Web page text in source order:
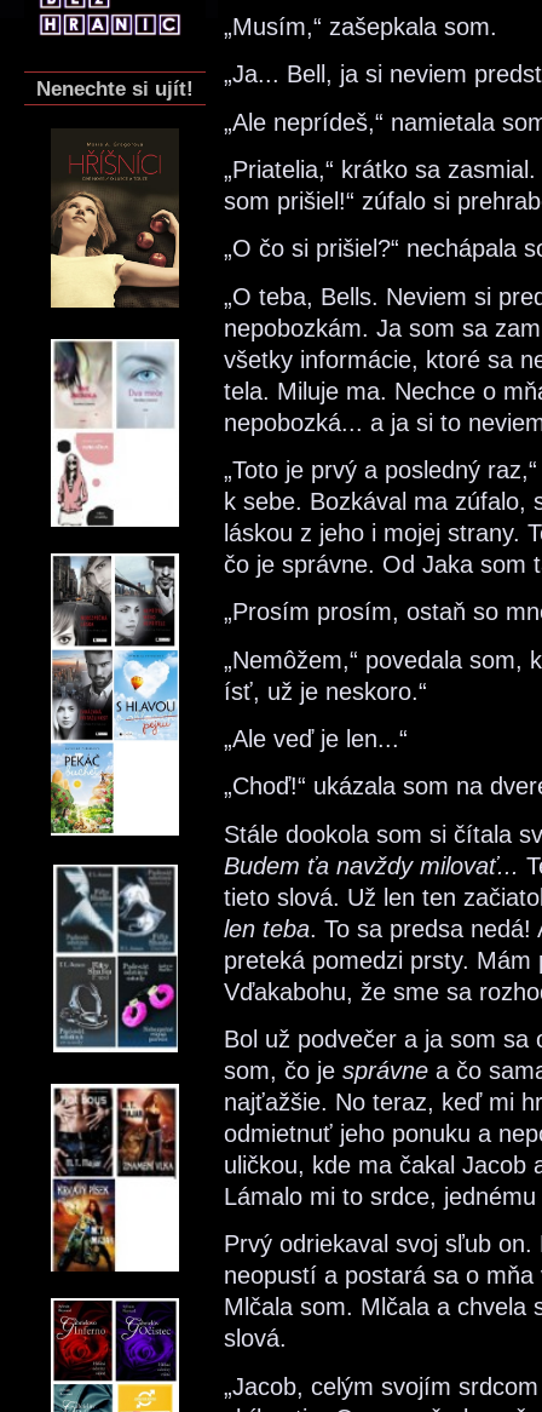
Nenechte si ujít!
„Musím,“ zašepkala som.
„Ja... Bell, ja si neviem
„Ale neprídeš,“ namietala
„Priatelia,“ krátko sa
som prišiel!“ zúfalo si
„O čo si prišiel?“ nechápala
„O teba, Bells. Neviem si
nepobozkám. Ja som sa
všetky informácie, ktoré sa
tela. Miluje ma. Nechce o
nepobozká... a ja si to
„Toto je prvý a posledný
k sebe. Bozkával ma zúfalo,
láskou z jeho i mojej strany.
čo je správne. Od Jaka som
„Prosím prosím, ostaň so
„Nemôžem,“ povedala som,
ísť, už je neskoro.“
„Ale veď je len...“
„Choď!“ ukázala som na
Stále dookola som si čítala
Budem ťa navždy milovať...
tieto slová. Už len ten
len teba. To sa predsa
preteká pomedzi prsty.
Vďakabohu, že sme sa
Bol už podvečer a ja som sa
som, čo je správne a čo
najťažšie. No teraz, keď mi
odmietnuť jeho ponuku a
uličkou, kde ma čakal Jacob
Lámalo mi to srdce,
Prvý odriekaval svoj sľub
neopustí a postará sa o
Mlčala som. Mlčala a
slová.
„Jacob, celým svojím